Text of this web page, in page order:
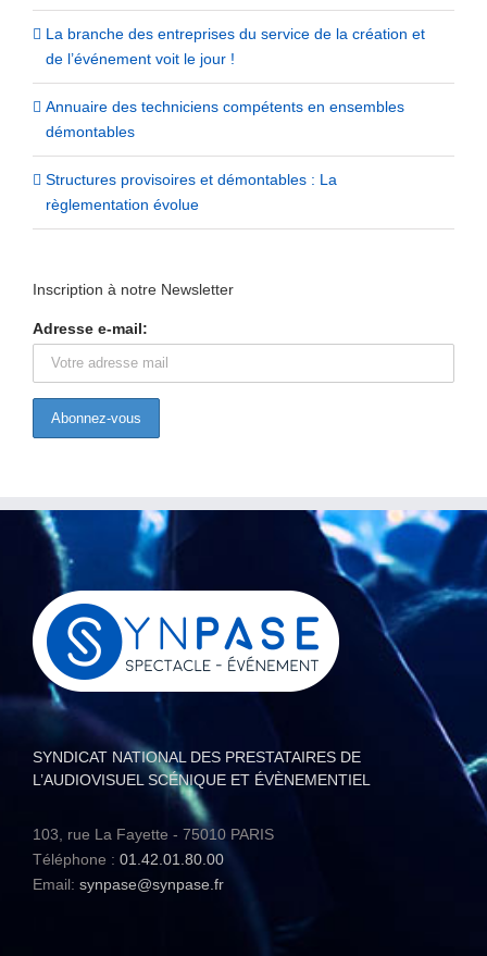
La branche des entreprises du service de la création et
de l’événement voit le jour !
Annuaire des techniciens compétents en ensembles
démontables
Structures provisoires et démontables : La
règlementation évolue
Inscription à notre Newsletter
Adresse e-mail:
SYNDICAT NATIONAL DES PRESTATAIRES DE
L’AUDIOVISUEL SCÉNIQUE ET ÉVÈNEMENTIEL
103, rue La Fayette - 75010 PARIS
Téléphone : 01.42.01.80.00
Email: synpase@synpase.fr